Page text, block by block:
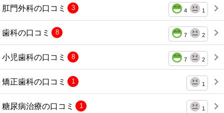
肛門外科の口コミ 4 1
3
歯科の口コミ 7 2
8
小児歯科の口コミ 7 2
8
矯正歯科の口コミ 1
1
糖尿病治療の口コミ 1
1